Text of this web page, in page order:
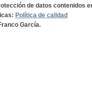
de datos contenidos
Política de calidad
García.